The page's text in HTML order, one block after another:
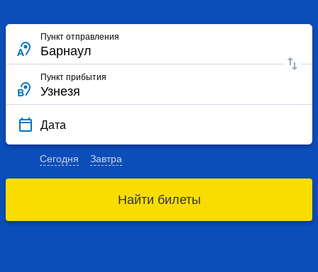
Пункт отправления
Пункт прибытия
Дата
Сегодня Завтра
Найти билеты